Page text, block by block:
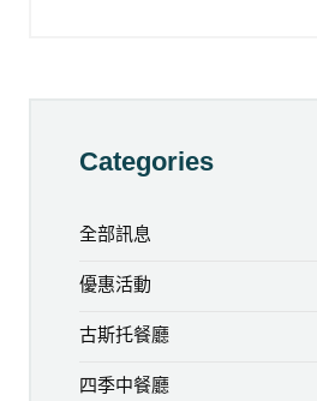
Categories
全部訊息
優惠活動
古斯托餐廳
四季中餐廳